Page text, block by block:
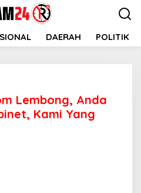
DAERAH POLITIK
Lembong, Anda
Kami Yang